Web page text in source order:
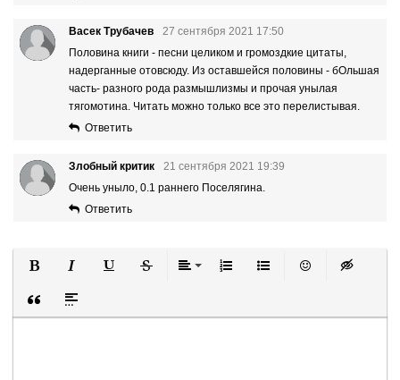
Васек Трубачев
27 сентября 2021 17:50
Половина книги - песни целиком и громоздкие цитаты,
надерганные отовсюду. Из оставшейся половины - бОльшая
часть- разного рода размышлизмы и прочая унылая
тягомотина. Читать можно только все это перелистывая.
Ответить
Злобный критик
21 сентября 2021 19:39
Очень уныло, 0.1 раннего Поселягина.
Ответить
Вставка цитаты
Вставка спойлера